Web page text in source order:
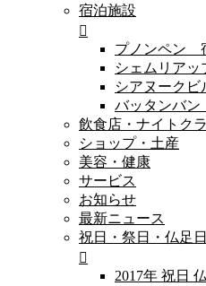
宿泊施設
プノンペン
シェムリア
シアヌーク
バッタンバ
飲食店・ナイトク
ショップ・土産
美容・健康
サービス
お知らせ
最新ニュース
祝日・祭日・仏足
2017年 祝日